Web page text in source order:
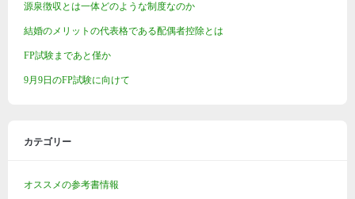
源泉徴収とは一体どのような制度なのか
結婚のメリットの代表格である配偶者控除とは
FP試験まであと僅か
9月9日のFP試験に向けて
カテゴリー
オススメの参考書情報